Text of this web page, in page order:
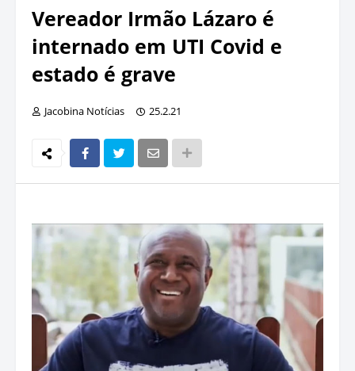
Vereador Irmão Lázaro é
internado em UTI Covid e
estado é grave
Jacobina Notícias 25.2.21